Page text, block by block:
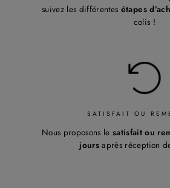
suivez les différentes étapes
colis !
SATISFAIT OU
Nous proposons le satisfait ou
joursaprès réception